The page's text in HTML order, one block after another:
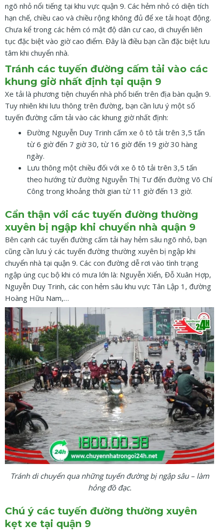
ngõ nhỏ nổi tiếng tại khu vực quận 9. Các hẻm nhỏ có diện tích
hạn chế, chiều cao và chiều rộng không đủ để xe tải hoạt động.
Chưa kể trong các hẻm có mật độ dân cư cao, di chuyển liên
tục đặc biệt vào giờ cao điểm. Đây là điều bạn cần đặc biệt lưu
tâm khi chuyển nhà.
Tránh các tuyến đường cấm tải vào các
khung giờ nhất định tại quận 9
Xe tải là phương tiện chuyển nhà phổ biến trên địa bàn quận 9.
Tuy nhiên khi lưu thông trên đường, bạn cần lưu ý một số
tuyến đường cấm tải vào các khung giờ nhất định:
Đường Nguyễn Duy Trinh cấm xe ô tô tải trên 3,5 tấn
từ 6 giờ đến 7 giờ 30, từ 16 giờ đến 19 giờ 30 hàng
ngày.
Lưu thông một chiều đối với xe ô tô tải trên 3,5 tấn
theo hướng từ đường Nguyễn Thị Tư đến đường Võ Chí
Công trong khoảng thời gian từ 11 giờ đến 13 giờ.
Cẩn thận với các tuyến đường thường
xuyên bị ngập khi chuyển nhà quận 9
Bên cạnh các tuyến đường cấm tải hay hẻm sâu ngõ nhỏ, bạn
cũng cần lưu ý các tuyến đường thường xuyên bị ngập khi
chuyển nhà tại quận 9. Các con đường dễ rơi vào tình trạng
ngập úng cục bộ khi có mưa lớn là: Nguyễn Xiển, Đỗ Xuân Hợp,
Nguyễn Duy Trinh, các con hẻm sâu khu vực Tân Lập 1, đường
Hoàng Hữu Nam,…
Tránh di chuyển qua những tuyến đường bị ngập sâu – làm
hỏng đồ đạc.
Chú ý các tuyến đường thường xuyên
kẹt xe tại quận 9